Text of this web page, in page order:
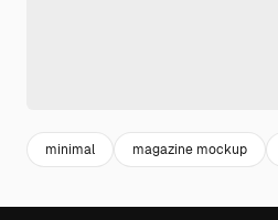
minimal magazine mockup